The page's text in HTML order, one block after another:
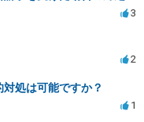
3
2
処は可能ですか？
1